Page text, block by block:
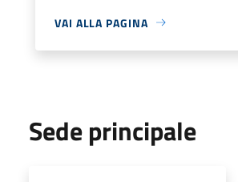
VAI ALLA PAGINA
Sede principale